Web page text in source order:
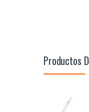
Productos